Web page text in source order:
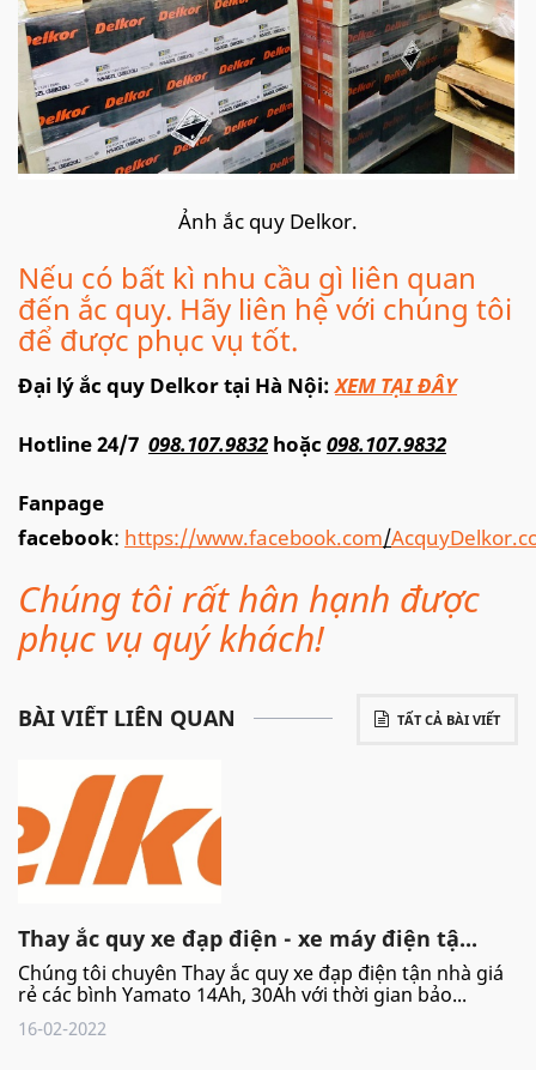
Ảnh ắc quy Delkor.
Nếu có bất kì nhu cầu gì liên quan
đến ắc quy. Hãy liên hệ với chúng tôi
để được phục vụ tốt.
Đại lý ắc quy Delkor tại Hà Nội:XEM TẠI ĐÂY
Hotline 24/7 098.107.9832 hoặc 098.107.9832
Fanpage
facebook: https://www.facebook.com/
Chúng tôi rất hân hạnh được
phục vụ quý khách!
TẤT CẢ BÀI VIẾT
BÀI VIẾT LIÊN QUAN
Thay ắc quy xe đạp điện - xe máy điện tậ...
Chúng tôi chuyên Thay ắc quy xe đạp điện tận nhà giá
rẻ các bình Yamato 14Ah, 30Ah với thời gian bảo...
16-02-2022